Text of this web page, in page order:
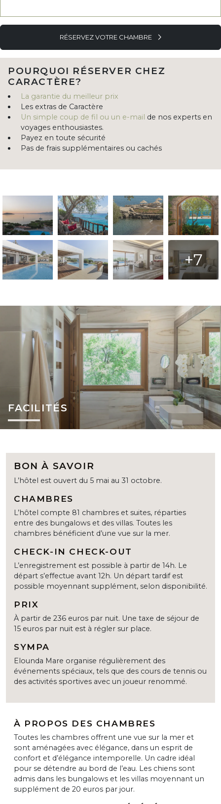
RÉSERVEZ VOTRE CHAMBRE
POURQUOI RÉSERVER CHEZ
CARACTÈRE?
La garantie du meilleur prix
Les extras de Caractère
Un simple coup de fil ou un e-mail de nos experts en
voyages enthousiastes.
Payez en toute sécurité
Pas de frais supplémentaires ou cachés
+7
FACILITÉS
BON À SAVOIR
L’hôtel est ouvert du 5 mai au 31 octobre.
CHAMBRES
L’hôtel compte 81 chambres et suites, réparties
entre des bungalows et des villas. Toutes les
chambres bénéficient d’une vue sur la mer.
CHECK-IN CHECK-OUT
L’enregistrement est possible à partir de 14h. Le
départ s’effectue avant 12h. Un départ tardif est
possible moyennant supplément, selon disponibilité.
PRIX
À partir de 236 euros par nuit. Une taxe de séjour de
15 euros par nuit est à régler sur place.
SYMPA
Elounda Mare organise régulièrement des
événements spéciaux, tels que des cours de tennis ou
des activités sportives avec un joueur renommé.
À PROPOS DES CHAMBRES
Toutes les chambres offrent une vue sur la mer et
sont aménagées avec élégance, dans un esprit de
confort et d’élégance intemporelle. Un cadre idéal
pour se détendre au bord de l’eau. Les chiens sont
admis dans les bungalows et les villas moyennant un
supplément de 20 euros par jour.